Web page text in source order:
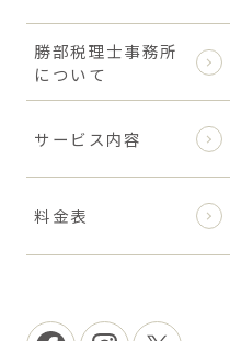
勝部税理士事務所
について
サービス内容
料金表